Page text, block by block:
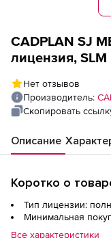
CADPLAN SJ
лицензия, SLM
Нет отзывов
Производитель:
Скопировать
Описание
Коротко о
Тип лицензии:
Минимальная
Все характеристики